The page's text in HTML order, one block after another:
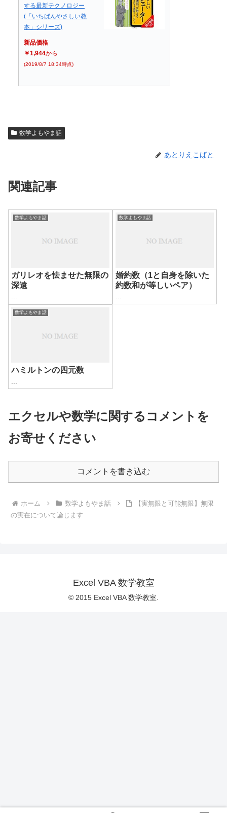
する最新テクノロジー
(「いちばんやさしい教
本」シリーズ)
新品価格
￥1,944から
(2019/8/7 18:34時点)
数学よもやま話
あとりえこばと
関連記事
数学よもやま話
ガリレオを怯ませた無限の
深遠
...
数学よもやま話
婚約数（1と自身を除いた
約数和が等しいペア）
...
数学よもやま話
ハミルトンの四元数
...
エクセルや数学に関するコメントを
お寄せください
コメントを書き込む
ホーム 数学よもやま話
【実無限と可能無限】無限
の実在について論じます
Excel VBA 数学教室
© 2015 Excel VBA 数学教室.